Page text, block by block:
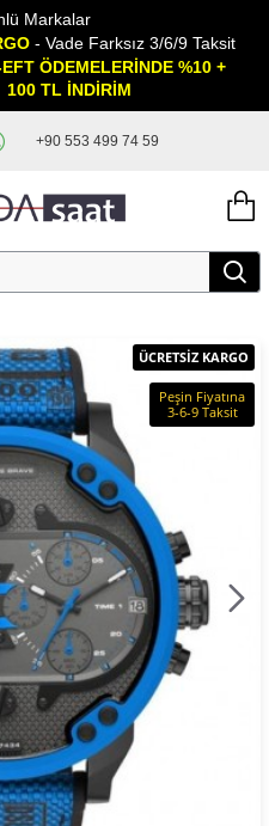
Markalar
- Vade Farksız 3/6/9 Taksit
ÖDEMELERİNDE %10 +
TL İNDİRİM
+90 553 499 74 59
ÜCRETSİZ KARGO
Peşin Fiyatına
3-6-9 Taksit